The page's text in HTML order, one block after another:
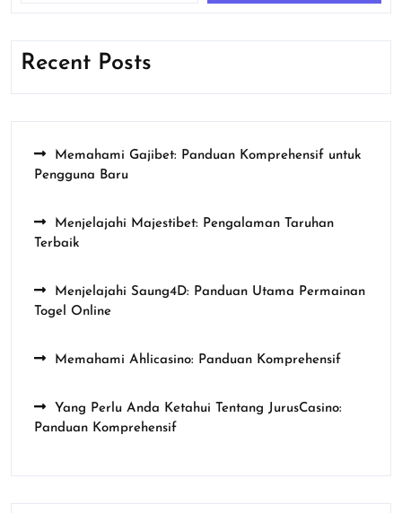
Recent Posts
Memahami Gajibet: Panduan Komprehensif untuk
Pengguna Baru
Menjelajahi Majestibet: Pengalaman Taruhan
Terbaik
Menjelajahi Saung4D: Panduan Utama Permainan
Togel Online
Memahami Ahlicasino: Panduan Komprehensif
Yang Perlu Anda Ketahui Tentang JurusCasino:
Panduan Komprehensif